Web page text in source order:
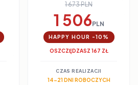
1 673 PLN
1 506PLN
HAPPY HOUR -10%
OSZCZĘDZASZ 167 ZŁ
CZAS REALIZACJI
14-21 DNI ROBOCZYCH